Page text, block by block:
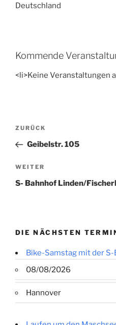
Deutschland
Kommende
<li>Keine Veranstaltungen
Beitragsnavigation
Vorheriger
Beitrag
ZURÜCK
Geibelstr. 105
Nächster
Beitrag
WEITER
S- Bahnhof Linden/
DIE NÄCHSTEN
Bike-Samstag mit der S-
08/08/2026
Hannover